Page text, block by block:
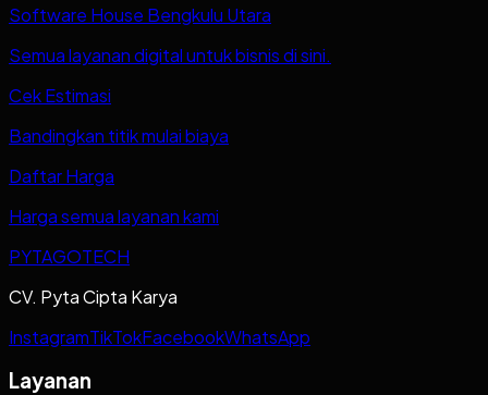
Software House Bengkulu Utara
Semua layanan digital untuk bisnis di sini.
Cek Estimasi
Bandingkan titik mulai biaya
Daftar Harga
Harga semua layanan kami
PYTAGOTECH
CV. Pyta Cipta Karya
InstagramTikTokFacebookWhatsApp
Layanan